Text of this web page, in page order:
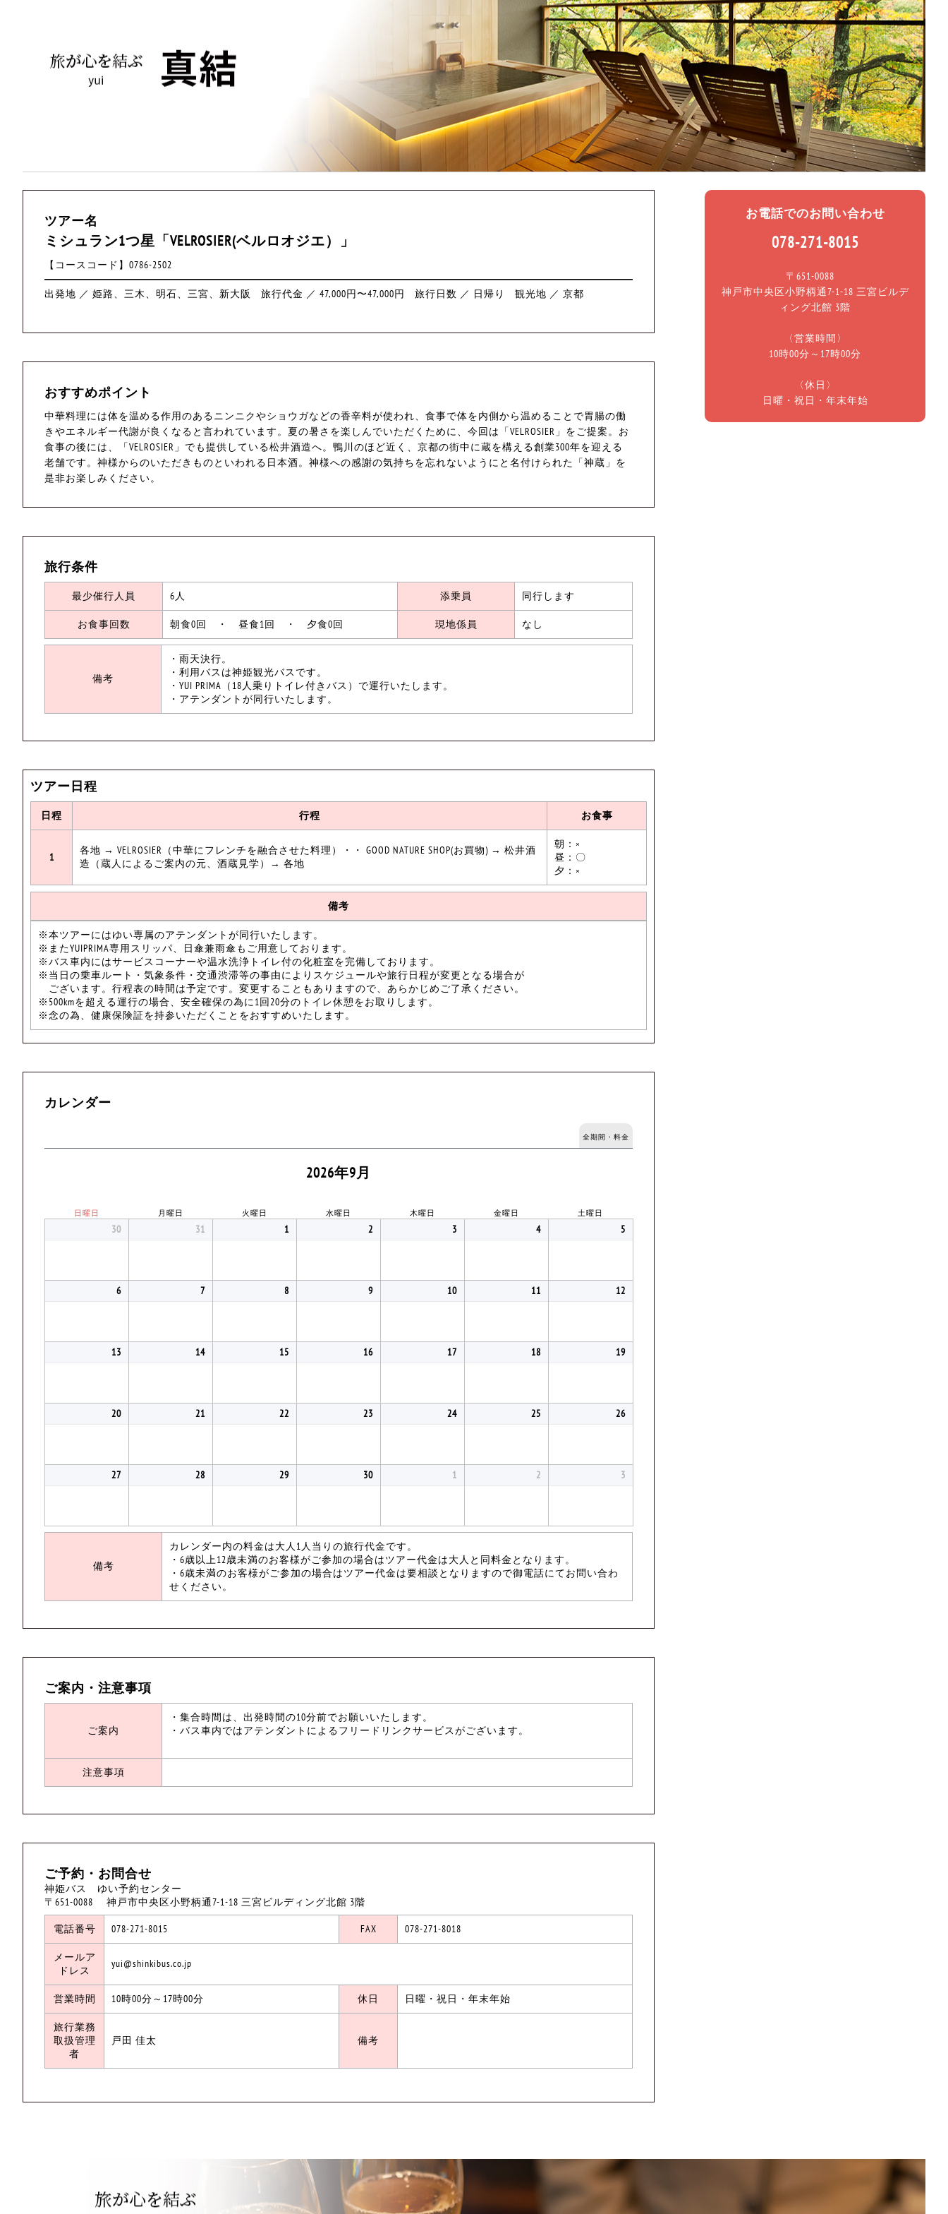
ツアー名
ミシュラン1つ星「VELROSIER(ベルロオジエ）」
【コースコード】0786-2502
出発地 ／ 姫路、三木、明石、三宮、新大阪 旅行代金 ／ 47,000円〜47,000円 旅行日数 ／ 日帰り 観光地 ／ 京都
おすすめポイント
中華料理には体を温める作用のあるニンニクやショウガなどの香辛料が使われ、食事で体を内側から温めることで胃腸の働
きやエネルギー代謝が良くなると言われています。夏の暑さを楽しんでいただくために、今回は「VELROSIER」をご提案。お
食事の後には、「VELROSIER」でも提供している松井酒造へ。鴨川のほど近く、京都の街中に蔵を構える創業300年を迎える
老舗です。神様からのいただきものといわれる日本酒。神様への感謝の気持ちを忘れないようにと名付けられた「神蔵」を
是非お楽しみください。
旅行条件
最少催行人員 6人 添乗員 同行します
お食事回数 朝食0回 ・ 昼食1回 ・ 夕食0回 現地係員 なし
備考
・雨天決行。
・利用バスは神姫観光バスです。
・YUI PRIMA（18人乗りトイレ付きバス）で運行いたします。
・アテンダントが同行いたします。
ツアー日程
日程 行程 お食事
1
各地 → VELROSIER（中華にフレンチを融合させた料理）・・ GOOD NATURE SHOP(お買物) → 松井酒
造（蔵人によるご案内の元、酒蔵見学）→ 各地
朝：×
昼：〇
夕：×
備考
※本ツアーにはゆい専属のアテンダントが同行いたします。
※またYUIPRIMA専用スリッパ、日傘兼雨傘もご用意しております。
※バス車内にはサービスコーナーや温水洗浄トイレ付の化粧室を完備しております。
※当日の乗車ルート・気象条件・交通渋滞等の事由によりスケジュールや旅行日程が変更となる場合が
ございます。行程表の時間は予定です。変更することもありますので、あらかじめご了承ください。
※500kmを超える運行の場合、安全確保の為に1回20分のトイレ休憩をお取りします。
※念の為、健康保険証を持参いただくことをおすすめいたします。
カレンダー
全期間・料金
2026年9月
日曜日 月曜日 火曜日 水曜日 木曜日 金曜日 土曜日
30 31 1 2 3 4 5
6 7 8 9 10 11 12
13 14 15 16 17 18 19
20 21 22 23 24 25 26
27 28 29 30 1 2 3
備考
カレンダー内の料金は大人1人当りの旅行代金です。
・6歳以上12歳未満のお客様がご参加の場合はツアー代金は大人と同料金となります。
・6歳未満のお客様がご参加の場合はツアー代金は要相談となりますので御電話にてお問い合わ
せください。
ご案内・注意事項
ご案内
・集合時間は、出発時間の10分前でお願いいたします。
・バス車内ではアテンダントによるフリードリンクサービスがございます。
注意事項
ご予約・お問合せ
神姫バス ゆい予約センター
〒651-0088 神戸市中央区小野柄通7-1-18 三宮ビルディング北館 3階
電話番号 078-271-8015 FAX 078-271-8018
メールア
ドレス
yui@shinkibus.co.jp
営業時間 10時00分～17時00分 休日 日曜・祝日・年末年始
旅行業務
取扱管理
者
戸田 佳太 備考
お電話でのお問い合わせ
078-271-8015
〒651-0088
神戸市中央区小野柄通7-1-18 三宮ビルデ
ィング北館 3階
〈営業時間〉
10時00分～17時00分
〈休日〉
日曜・祝日・年末年始